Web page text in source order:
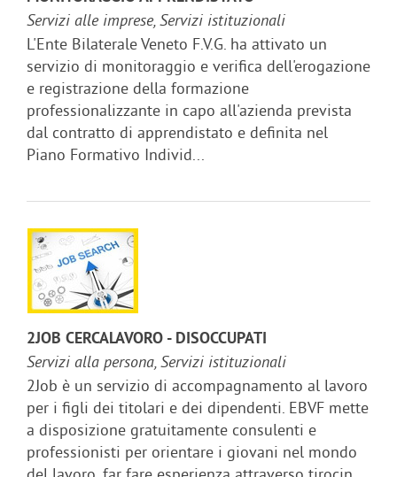
Servizi alle imprese, Servizi istituzionali
L'Ente Bilaterale Veneto F.V.G. ha attivato un
servizio di monitoraggio e verifica dell'erogazione
e registrazione della formazione
professionalizzante in capo all'azienda prevista
dal contratto di apprendistato e definita nel
Piano Formativo Individ...
2JOB CERCALAVORO - DISOCCUPATI
Servizi alla persona, Servizi istituzionali
2Job è un servizio di accompagnamento al lavoro
per i figli dei titolari e dei dipendenti. EBVF mette
a disposizione gratuitamente consulenti e
professionisti per orientare i giovani nel mondo